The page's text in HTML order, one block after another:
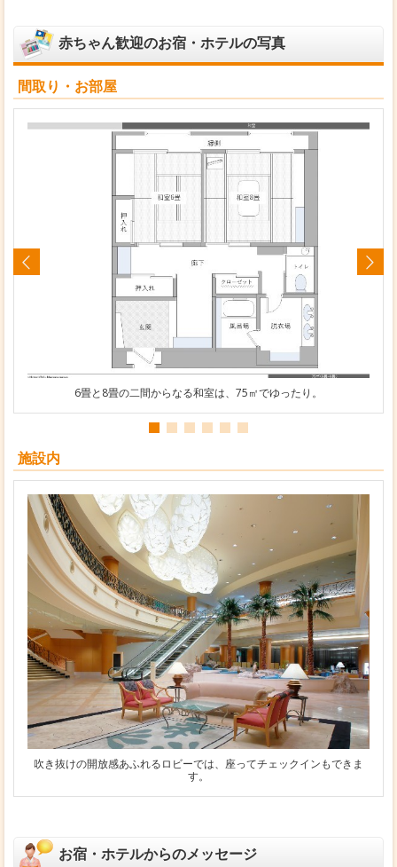
赤ちゃん歓迎のお宿・ホテルの写真
間取り・お部屋
6畳と8畳の二間からなる和室は、75㎡でゆったり。
施設内
吹き抜けの開放感あふれるロビーでは、座ってチェックインもできま
す。
お宿・ホテルからのメッセージ